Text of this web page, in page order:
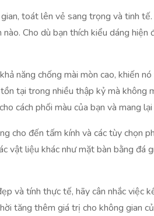
toát lên vẻ sang trọng và tinh
Cho dù bạn thích kiểu dáng
năng chống mài mòn cao, khiến
tại trong nhiều thập kỷ mà không
cách phối màu của bạn và mang
đến tấm kính và các tùy chọn
vật liệu khác như mặt bàn bằng đá
và tính thực tế, hãy cân nhắc
tăng thêm giá trị cho không gian